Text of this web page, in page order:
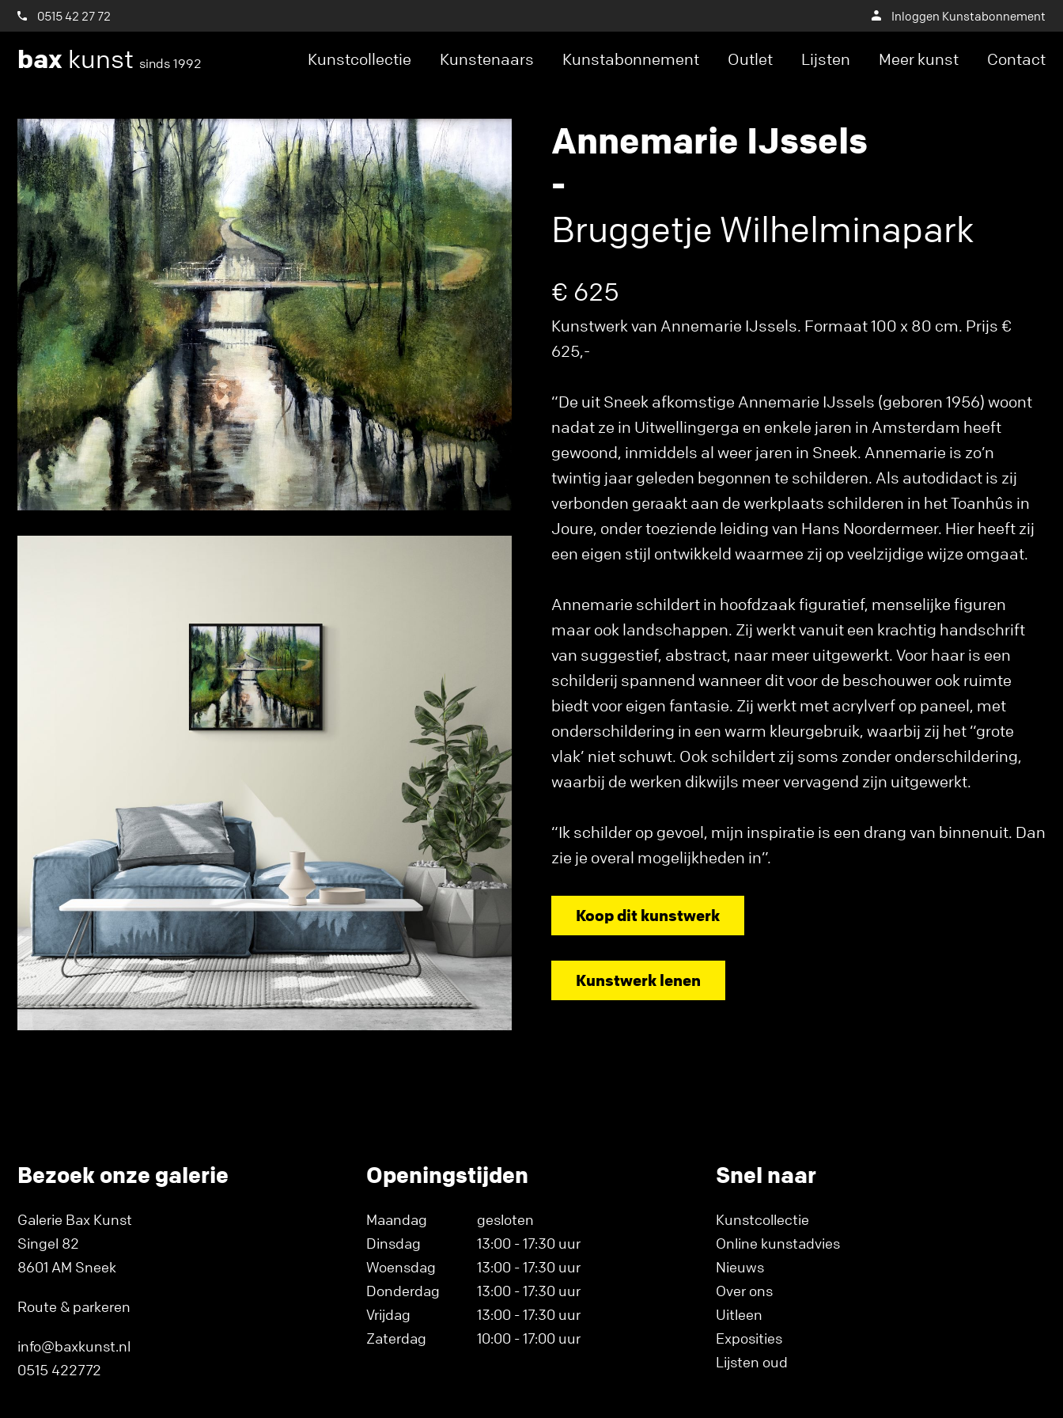
0515 42 27 72 Inloggen Kunstabonnement
bax kunst sinds 1992 Kunstcollectie Kunstenaars Kunstabonnement Outlet Lijsten Meer kunst Contact
Annemarie IJssels
-
Bruggetje Wilhelminapark
€ 625
Kunstwerk van Annemarie IJssels. Formaat 100 x 80 cm. Prijs €
625,-
“De uit Sneek afkomstige Annemarie IJssels (geboren 1956) woont
nadat ze in Uitwellingerga en enkele jaren in Amsterdam heeft
gewoond, inmiddels al weer jaren in Sneek. Annemarie is zo’n
twintig jaar geleden begonnen te schilderen. Als autodidact is zij
verbonden geraakt aan de werkplaats schilderen in het Toanhûs in
Joure, onder toeziende leiding van Hans Noordermeer. Hier heeft zij
een eigen stijl ontwikkeld waarmee zij op veelzijdige wijze omgaat.
Annemarie schildert in hoofdzaak figuratief, menselijke figuren
maar ook landschappen. Zij werkt vanuit een krachtig handschrift
van suggestief, abstract, naar meer uitgewerkt. Voor haar is een
schilderij spannend wanneer dit voor de beschouwer ook ruimte
biedt voor eigen fantasie. Zij werkt met acrylverf op paneel, met
onderschildering in een warm kleurgebruik, waarbij zij het “grote
vlak’ niet schuwt. Ook schildert zij soms zonder onderschildering,
waarbij de werken dikwijls meer vervagend zijn uitgewerkt.
“Ik schilder op gevoel, mijn inspiratie is een drang van binnenuit. Dan
zie je overal mogelijkheden in”.
Koop dit kunstwerk
Kunstwerk lenen
Bezoek onze galerie
Galerie Bax Kunst
Singel 82
8601 AM Sneek
Route & parkeren
info@baxkunst.nl
0515 422772
Openingstijden
Maandag
gesloten
Dinsdag
13:00 - 17:30 uur
Woensdag
13:00 - 17:30 uur
Donderdag
13:00 - 17:30 uur
Vrijdag
13:00 - 17:30 uur
Zaterdag
10:00 - 17:00 uur
Snel naar
Kunstcollectie
Online kunstadvies
Nieuws
Over ons
Uitleen
Exposities
Lijsten oud